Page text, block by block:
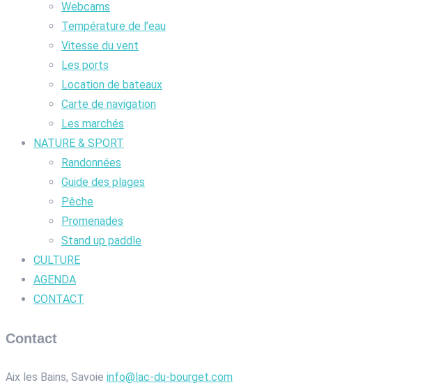
Webcams
Température de l’eau
Vitesse du vent
Les ports
Location de bateaux
Carte de navigation
Les marchés
NATURE & SPORT
Randonnées
Guide des plages
Pêche
Promenades
Stand up paddle
CULTURE
AGENDA
CONTACT
Contact
Aix les Bains, Savoie info@lac-du-bourget.com